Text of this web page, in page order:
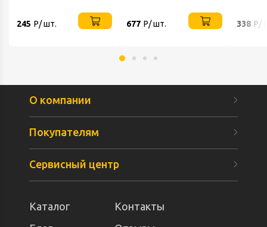
245 Р/ шт.
677 Р/ шт. 338 Р/
О компании
Покупателям
Сервисный центр
Каталог
Контакты